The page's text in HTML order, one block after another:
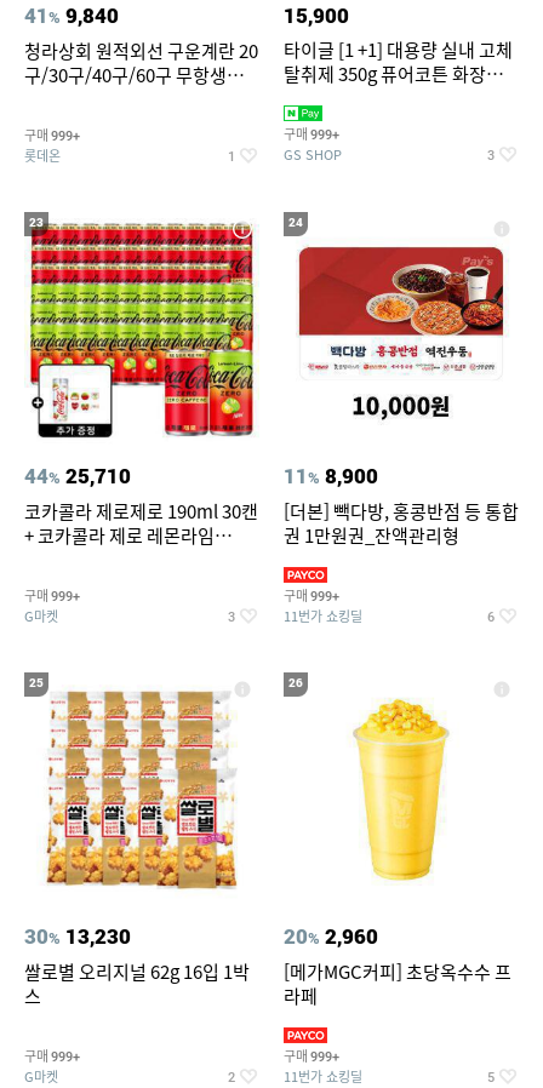
41% 9,840
청라상회 원적외선 구운계란 20
구/30구/40구/60구 무항생제
구매 999+
롯데온 1
15,900
타이글 [1 +1] 대용량 실내 고체
탈취제 350g 퓨어코튼 화장실
구매 999+
GS SHOP 3
23
44% 25,710
코카콜라 제로제로 190ml 30캔
+ 코카콜라 제로 레몬라임
티커 세트
구매 999+
G마켓 3
24
11% 8,900
[더본] 빽다방, 홍콩반점 등 통합
권 1만원권_잔액관리형
구매 999+
11번가 쇼킹딜 6
25
30% 13,230
쌀로별 오리지널 62g 16입 1박
스
구매 999+
G마켓 2
26
20% 2,960
[메가MGC커피] 초당옥수수 프
라페
구매 999+
11번가 쇼킹딜 5